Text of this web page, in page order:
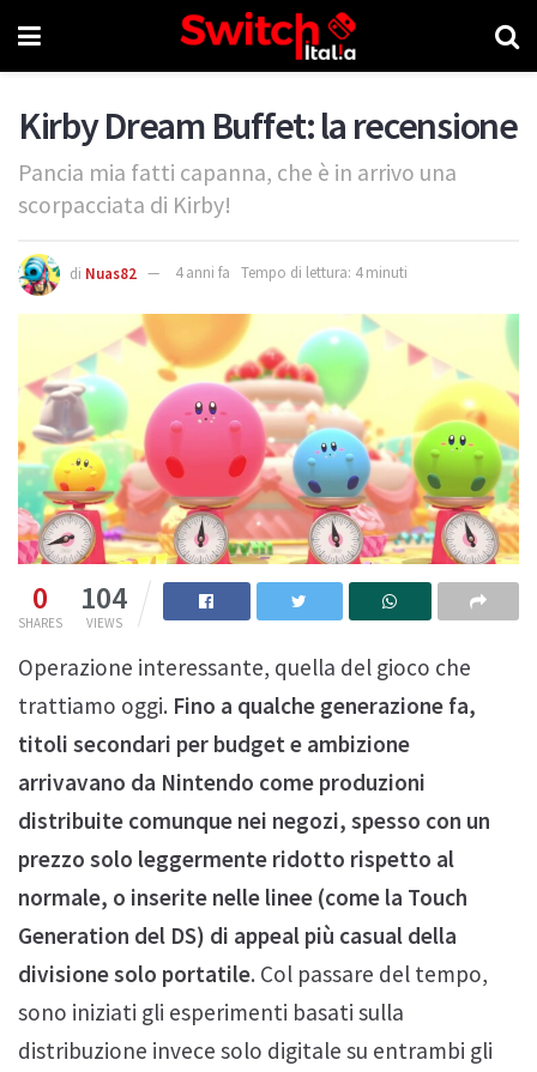
Kirby Dream Buffet: la recensione
Pancia mia fatti capanna, che è in arrivo una
scorpacciata di Kirby!
di Nuas82 4 anni fa Tempo di lettura: 4 minuti
0
SHARES
104
VIEWS
Operazione interessante, quella del gioco che
trattiamo oggi. Fino a qualche generazione fa,
titoli secondari per budget e ambizione
arrivavano da Nintendo come produzioni
distribuite comunque nei negozi, spesso con un
prezzo solo leggermente ridotto rispetto al
normale, o inserite nelle linee (come la Touch
Generation del DS) di appeal più casual della
divisione solo portatile. Col passare del tempo,
sono iniziati gli esperimenti basati sulla
distribuzione invece solo digitale su entrambi gli